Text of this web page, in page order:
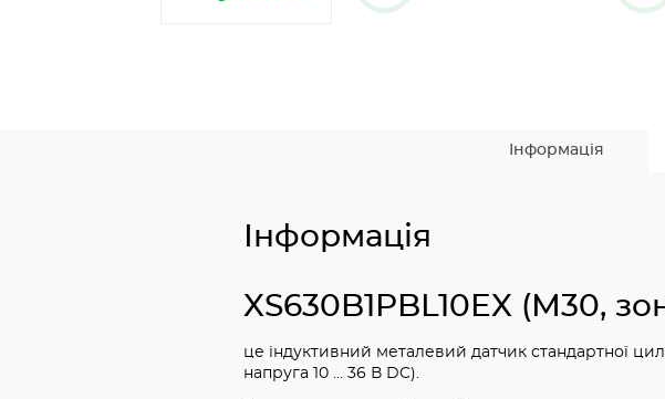
Інформація
Інформація
XS630B1PBL10EX (М30,
це індуктивний металевий датчик стандартної
напруга 10 ... 36 В DC).